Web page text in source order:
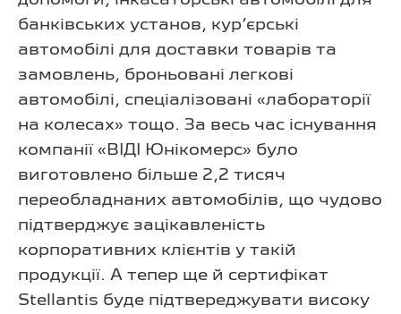
банківських установ, кур’єрські
автомобілі для доставки товарів та
замовлень, броньовані легкові
автомобілі, спеціалізовані «лабораторії
на колесах» тощо. За весь час існування
компанії «ВІДІ Юнікомерс» було
виготовлено більше 2,2 тисяч
переобладнаних автомобілів, що чудово
підтверджує зацікавленість
корпоративних клієнтів у такій
продукції. А тепер ще й сертифікат
Stellantis буде підтвереджувати високу